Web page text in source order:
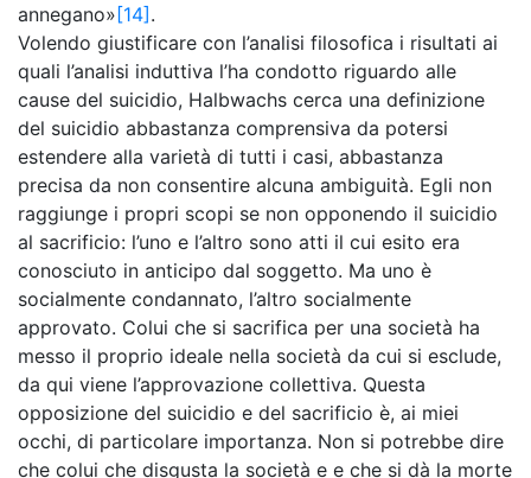
annegano»[14].
Volendo giustificare con l’analisi filosofica i risultati ai
quali l’analisi induttiva l’ha condotto riguardo alle
cause del suicidio, Halbwachs cerca una definizione
del suicidio abbastanza comprensiva da potersi
estendere alla varietà di tutti i casi, abbastanza
precisa da non consentire alcuna ambiguità. Egli non
raggiunge i propri scopi se non opponendo il suicidio
al sacrificio: l’uno e l’altro sono atti il cui esito era
conosciuto in anticipo dal soggetto. Ma uno è
socialmente condannato, l’altro socialmente
approvato. Colui che si sacrifica per una società ha
messo il proprio ideale nella società da cui si esclude,
da qui viene l’approvazione collettiva. Questa
opposizione del suicidio e del sacrificio è, ai miei
occhi, di particolare importanza. Non si potrebbe dire
che colui che disgusta la società e e che si dà la morte